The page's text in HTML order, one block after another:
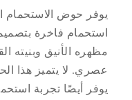
استحمام فاخرة
مظهره الأنيق وبنيته
عصري. لا يتميز هذا
يوفر أيضًا تجربة